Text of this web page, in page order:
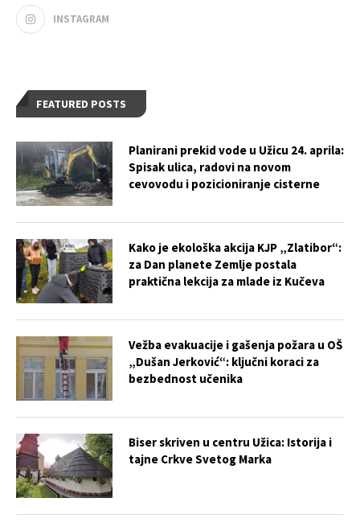
INSTAGRAM
FEATURED POSTS
Planirani prekid vode u Užicu 24. aprila:
Spisak ulica, radovi na novom
cevovodu i pozicioniranje cisterne
Kako je ekološka akcija KJP „Zlatibor“:
za Dan planete Zemlje postala
praktična lekcija za mlade iz Kučeva
Vežba evakuacije i gašenja požara u OŠ
„Dušan Jerković“: ključni koraci za
bezbednost učenika
Biser skriven u centru Užica: Istorija i
tajne Crkve Svetog Marka